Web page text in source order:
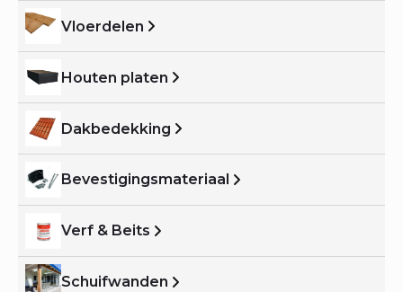
Vloerdelen
Houten platen
Dakbedekking
Bevestigingsmateriaal
Verf & Beits
Schuifwanden